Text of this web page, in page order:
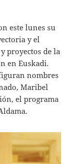
este lunes su
y el
proyectos de la
en Euskadi.
nombres
Maribel
el programa